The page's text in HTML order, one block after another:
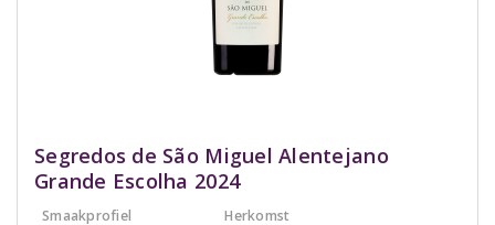
Segredos de São Miguel Alentejano
Grande Escolha 2024
Smaakprofiel Herkomst